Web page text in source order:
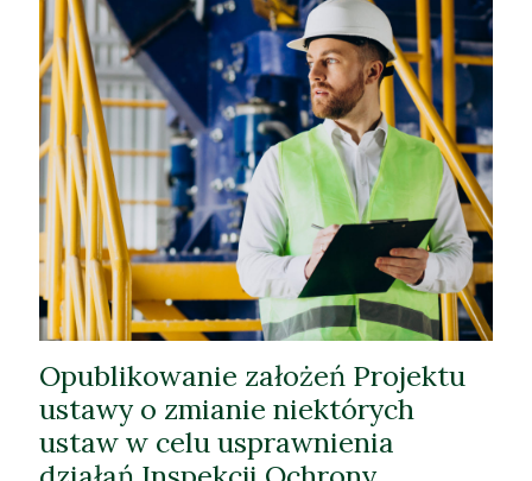
Opublikowanie założeń Projektu
ustawy o zmianie niektórych
ustaw w celu usprawnienia